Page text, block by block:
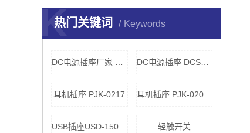
热门关键词 Keywords
K
DC电源插座 DCS0031A
耳机插座 PJK-0217 耳机插座 PJK-0205(TG-259)
轻触开关